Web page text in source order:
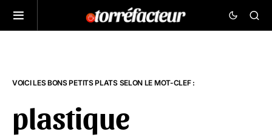
VOICI LES BONS PETITS PLATS SELON LE MOT-CLEF :
plastique